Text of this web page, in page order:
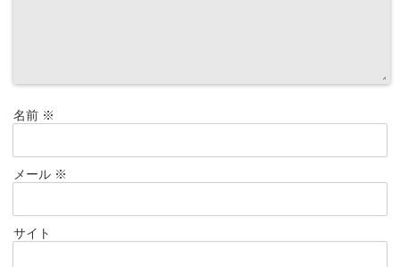
名前 ※
メール ※
サイト